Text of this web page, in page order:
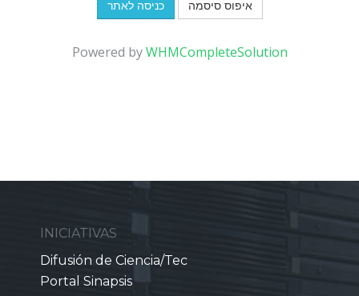
איפוס סיסמה
Powered byWHMCompleteSolution
INICIATIVAS
Difusión de Ciencia/Tec
Portal Sinapsis